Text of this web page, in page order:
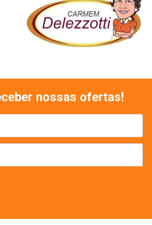
nossas ofertas!